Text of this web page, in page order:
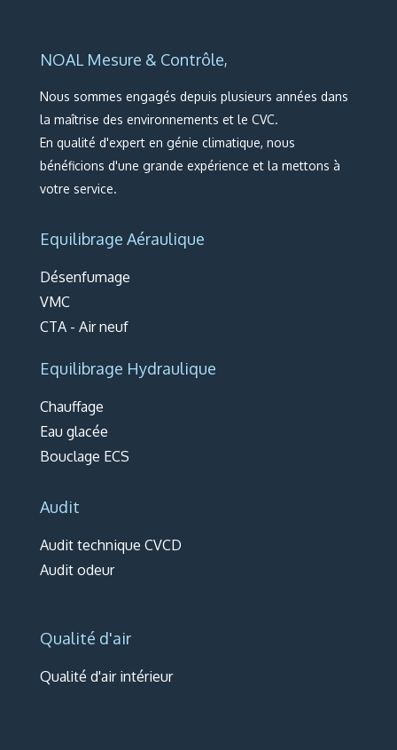
NOAL Mesure & Contrôle,
Nous sommes engagés depuis plusieurs années dans
la maîtrise des environnements et le CVC.
En qualité d'expert en génie climatique, nous
bénéficions d'une grande expérience et la mettons à
votre service.
Equilibrage Aéraulique
Désenfumage
VMC
CTA - Air neuf
Equilibrage Hydraulique
Chauffage
Eau glacée
Bouclage ECS
Audit
Audit technique CVCD
Audit odeur
Qualité d'air
Qualité d'air intérieur